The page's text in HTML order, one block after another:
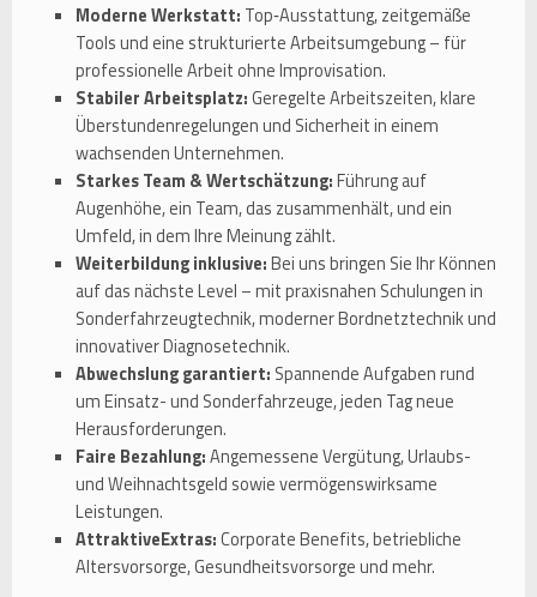
Moderne Werkstatt: Top‑Ausstattung, zeitgemäße
Tools und eine strukturierte Arbeitsumgebung – für
professionelle Arbeit ohne Improvisation.
Stabiler Arbeitsplatz:Geregelte Arbeitszeiten, klare
Überstundenregelungen und Sicherheit in einem
wachsenden Unternehmen.
Starkes Team & Wertschätzung:Führung auf
Augenhöhe, ein Team, das zusammenhält, und ein
Umfeld, in dem Ihre Meinung zählt.
Weiterbildung inklusive:Bei uns bringen Sie Ihr Können
auf das nächste Level – mit praxisnahen Schulungen in
Sonderfahrzeugtechnik, moderner Bordnetztechnik und
innovativer Diagnosetechnik.
Abwechslung garantiert: Spannende Aufgaben rund
um Einsatz- und Sonderfahrzeuge, jeden Tag neue
Herausforderungen.
Faire Bezahlung:Angemessene Vergütung, Urlaubs-
und Weihnachtsgeld sowie vermögenswirksame
Leistungen.
AttraktiveExtras:Corporate Benefits, betriebliche
Altersvorsorge, Gesundheitsvorsorge und mehr.